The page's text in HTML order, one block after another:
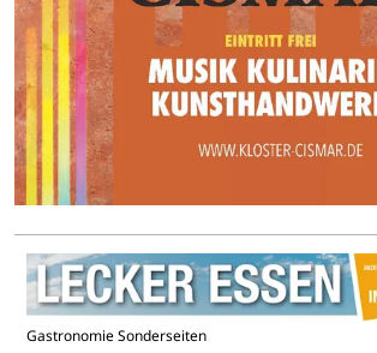
Gastronomie Sonderseiten